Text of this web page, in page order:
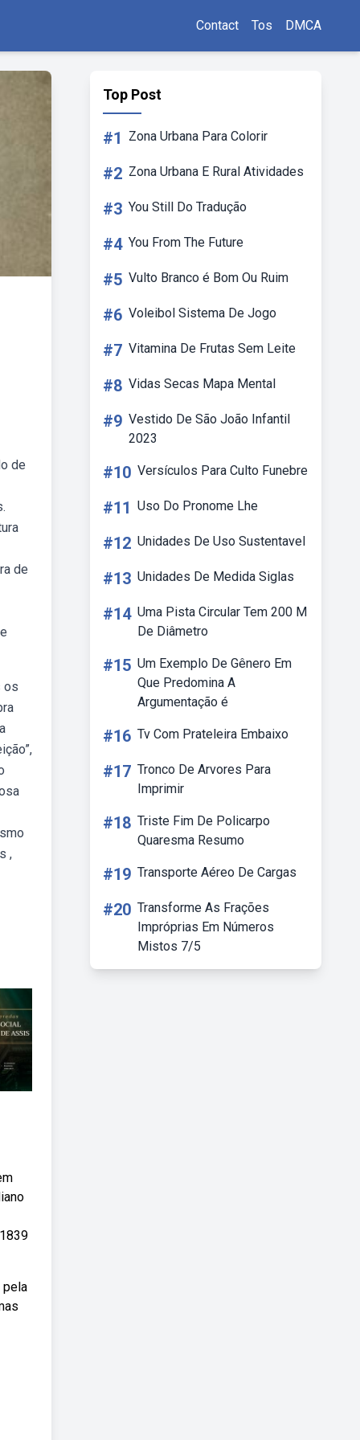
Contact Tos DMCA
de
de
os
,
pela
Top Post
#1 Zona Urbana Para Colorir
#2 Zona Urbana E Rural Atividades
#3 You Still Do Tradução
#4 You From The Future
#5 Vulto Branco é Bom Ou Ruim
#6 Voleibol Sistema De Jogo
#7 Vitamina De Frutas Sem Leite
#8 Vidas Secas Mapa Mental
#9 Vestido De São João Infantil
2023
#10 Versículos Para Culto Funebre
#11 Uso Do Pronome Lhe
#12 Unidades De Uso Sustentavel
#13 Unidades De Medida Siglas
#14 Uma Pista Circular Tem 200 M
De Diâmetro
#15 Um Exemplo De Gênero Em
Que Predomina A
Argumentação é
#16 Tv Com Prateleira Embaixo
#17 Tronco De Arvores Para
Imprimir
#18 Triste Fim De Policarpo
Quaresma Resumo
#19 Transporte Aéreo De Cargas
#20 Transforme As Frações
Impróprias Em Números
Mistos 7/5